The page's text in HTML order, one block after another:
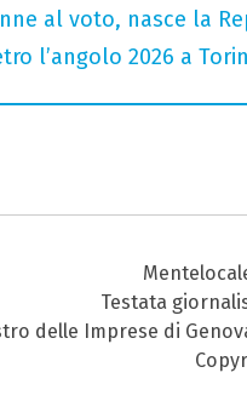
al voto, nasce la
l’angolo 2026 a
Testata
delle Imprese di